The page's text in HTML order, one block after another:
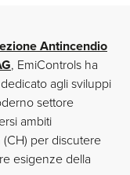
Antincendio
, EmiControls ha
agli sviluppi
settore
ambiti
(CH) per discutere
esigenze della